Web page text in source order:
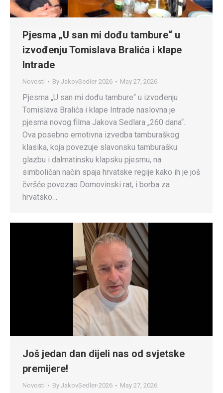
Pjesma „U san mi dođu tambure“ u
izvođenju Tomislava Bralića i klape
Intrade
Novosti By JakovSedler-2026 May 27, 2026
Pjesma „U san mi dođu tambure“ u izvođenju
Tomislava Bralića i klape Intrade naslovna je
pjesma novog filma Jakova Sedlara „260 dana“.
Ova posebno emotivna izvedba tamburaškog
klasika, koja povezuje slavonsku tamburašku
glazbu i dalmatinsku klapsku pjesmu, na
simboličan način spaja hrvatske regije kako ih je još
čvršće povezao Domovinski rat, i borba za
hrvatsko…
Još jedan dan dijeli nas od svjetske
premijere!
Novosti By JakovSedler-2026 May 27, 2026